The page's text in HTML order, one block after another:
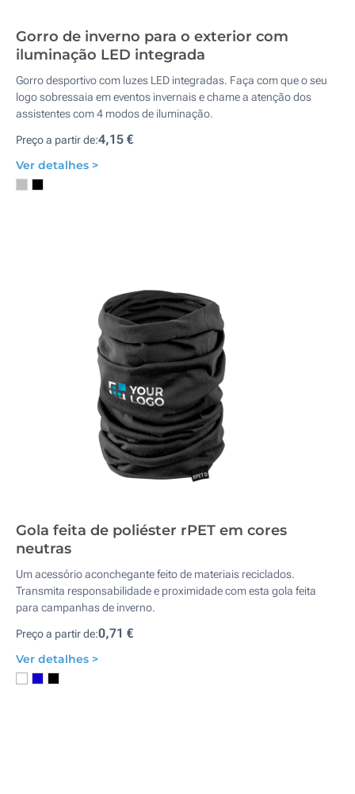
Gorro de inverno para o exterior com
iluminação LED integrada
Gorro desportivo com luzes LED integradas. Faça com que o seu
logo sobressaia em eventos invernais e chame a atenção dos
assistentes com 4 modos de iluminação.
Preço a partir de:4,15 €
Ver detalhes >
Gola feita de poliéster rPET em cores
neutras
Um acessório aconchegante feito de materiais reciclados.
Transmita responsabilidade e proximidade com esta gola feita
para campanhas de inverno.
Preço a partir de:0,71 €
Ver detalhes >